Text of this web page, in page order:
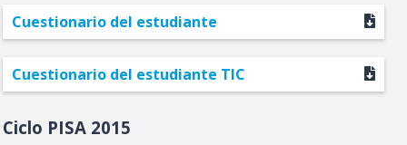
Cuestionario del estudiante
Cuestionario del estudiante TIC
2015